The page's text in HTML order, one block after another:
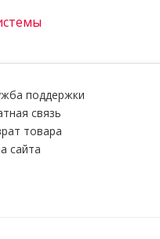
поддержки
связь
товара
сайта